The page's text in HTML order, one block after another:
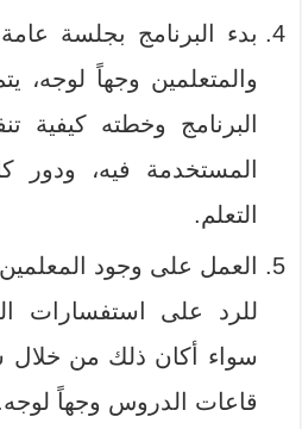
بدء البرنامج بجلسة
والمتعلمين وجهاً لوجه،
البرنامج وخطته كيفية
المستخدمة فيه،
التعلم.
العمل على وجود
للرد على استفسارات
سواء أكان ذلك من خلال
قاعات الدروس وجهاً